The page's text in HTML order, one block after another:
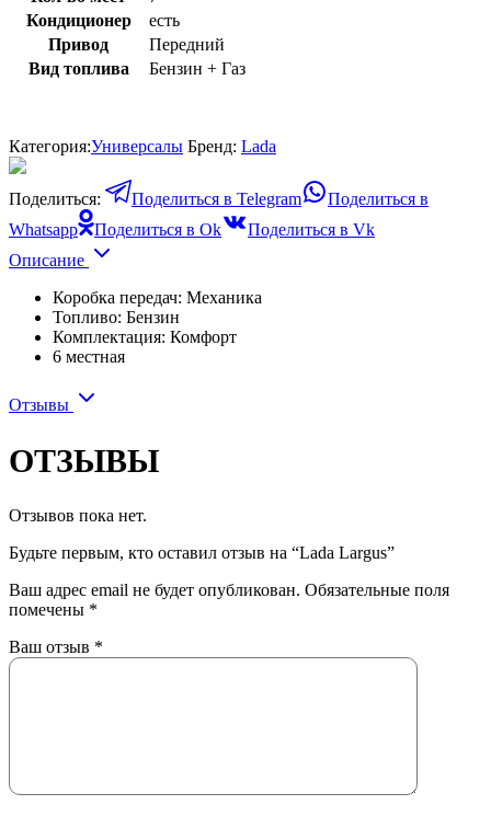
Кондиционер
есть
Привод
Передний
Вид топлива
Бензин + Газ
Категория:Универсалы Бренд: Lada
Поделиться: Поделиться в Telegram
Поделиться в
Whatsapp
Поделиться в Ok
Поделиться в Vk
Описание
Коробка передач: Механика
Топливо: Бензин
Комплектация: Комфорт
6 местная
Отзывы
ОТЗЫВЫ
Отзывов пока нет.
Будьте первым, кто оставил отзыв на “Lada Largus”
Ваш адрес email не будет опубликован. Обязательные поля
помечены *
Ваш отзыв *